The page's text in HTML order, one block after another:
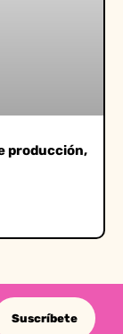
producción,
Suscríbete